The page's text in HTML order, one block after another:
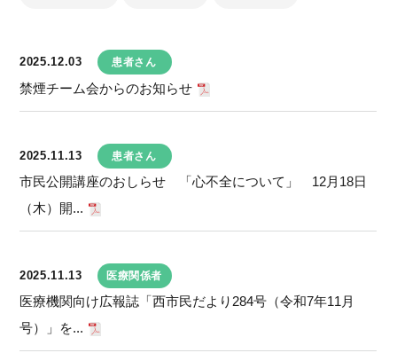
2025.12.03 患者さん
禁煙チーム会からのお知らせ
2025.11.13 患者さん
市民公開講座のおしらせ 「心不全について」 12月18日
（木）開...
2025.11.13 医療関係者
医療機関向け広報誌「西市民だより284号（令和7年11月
号）」を...